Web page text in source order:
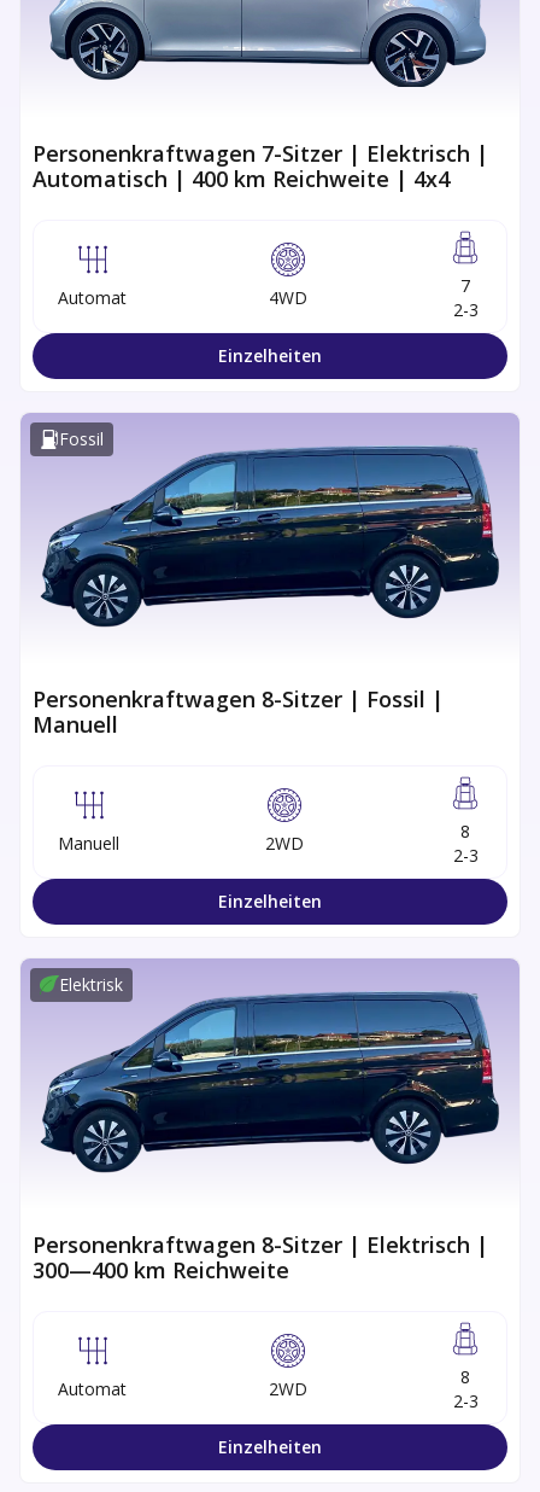
Personenkraftwagen 7-Sitzer | Elektrisch |
Automatisch | 400 km Reichweite | 4x4
Automat 4WD
7
2-3
Einzelheiten
Fossil
Personenkraftwagen 8-Sitzer | Fossil |
Manuell
Manuell 2WD
8
2-3
Einzelheiten
Elektrisk
Personenkraftwagen 8-Sitzer | Elektrisch |
300—400 km Reichweite
Automat 2WD
8
2-3
Einzelheiten